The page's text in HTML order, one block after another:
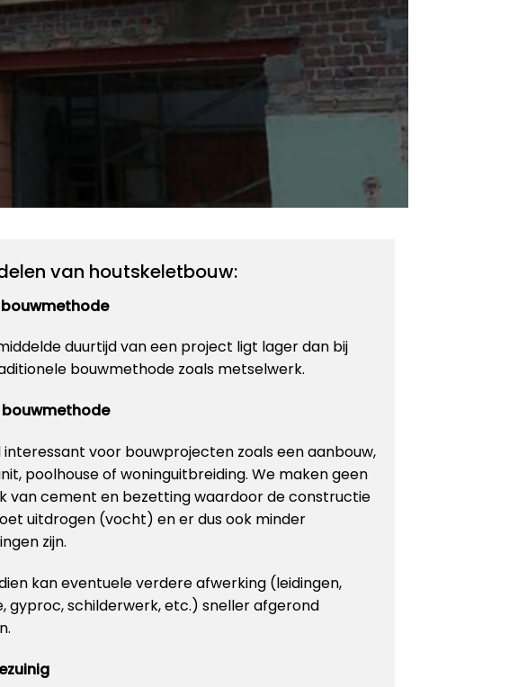
van houtskeletbouw:
bouwmethode
duurtijd van een project ligt lager dan bij
bouwmethode zoals metselwerk.
bouwmethode
interessant voor bouwprojecten zoals een aanbouw,
poolhouse of woninguitbreiding. We maken geen
van cement en bezetting waardoor de constructie
uitdrogen (vocht) en er dus ook minder
zijn.
kan eventuele verdere afwerking (leidingen,
gyproc, schilderwerk, etc.) sneller afgerond